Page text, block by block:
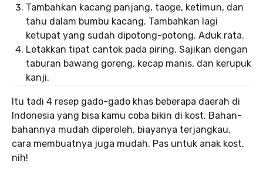
Tambahkan kacang panjang, taoge, ketimun, dan
tahu dalam bumbu kacang. Tambahkan lagi
ketupat yang sudah dipotong-potong. Aduk rata.
Letakkan tipat cantok pada piring. Sajikan dengan
taburan bawang goreng, kecap manis, dan kerupuk
kanji.
Itu tadi 4 resep gado-gado khas beberapa daerah di
Indonesia yang bisa kamu coba bikin di kost. Bahan-
bahannya mudah diperoleh, biayanya terjangkau,
cara membuatnya juga mudah. Pas untuk anak kost,
nih!